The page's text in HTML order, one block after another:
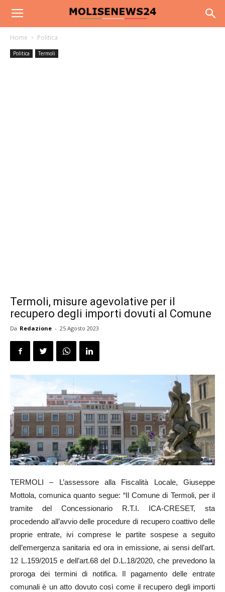
Home Politica
Politica Termoli
Termoli, misure agevolative per il
recupero degli importi dovuti al Comune
Da Redazione - 25 Agosto 2023
TERMOLI – L’assessore alla Fiscalità Locale, Giuseppe
Mottola, comunica quanto segue: “Il Comune di Termoli, per il
tramite del Concessionario R.T.I. ICA-CRESET, sta
procedendo all’avvio delle procedure di recupero coattivo delle
proprie entrate, ivi comprese le partite sospese a seguito
dell’emergenza sanitaria ed ora in emissione, ai sensi dell’art.
12 L.159/2015 e dell’art.68 del D.L.18/2020, che prevedono la
proroga dei termini di notifica. Il pagamento delle entrate
comunali è un atto dovuto così come il recupero degli importi